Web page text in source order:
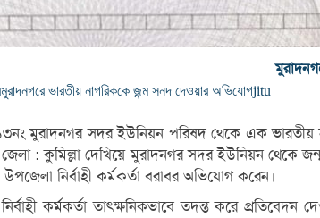
মুরাদনগরে ভারতীয় নাগরিককে জন্ম সনদ দেওয়ার অভিযোগjitu
মুরাদনগর সদর ইউনিয়ন পরিষদ থেকে এক
: কুমিল্লা দেখিয়ে মুরাদনগর সদর ইউনিয়ন থেকে
নির্বাহী কর্মকর্তা বরাবর অভিযোগ করেন।
কর্মকর্তা তাৎক্ষনিকভাবে তদন্ত করে